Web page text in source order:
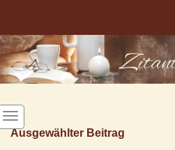
Ausgewählter Beitrag